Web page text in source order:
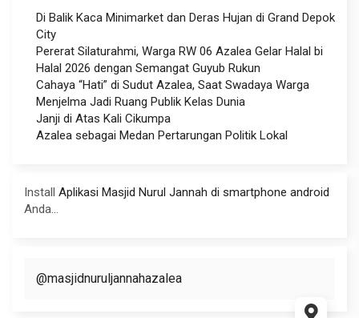
Di Balik Kaca Minimarket dan Deras Hujan di Grand Depok
City
Pererat Silaturahmi, Warga RW 06 Azalea Gelar Halal bi
Halal 2026 dengan Semangat Guyub Rukun
Cahaya “Hati” di Sudut Azalea, Saat Swadaya Warga
Menjelma Jadi Ruang Publik Kelas Dunia
Janji di Atas Kali Cikumpa
Azalea sebagai Medan Pertarungan Politik Lokal
Install Aplikasi Masjid Nurul Jannah di smartphone android
Anda...
@masjidnuruljannahazalea